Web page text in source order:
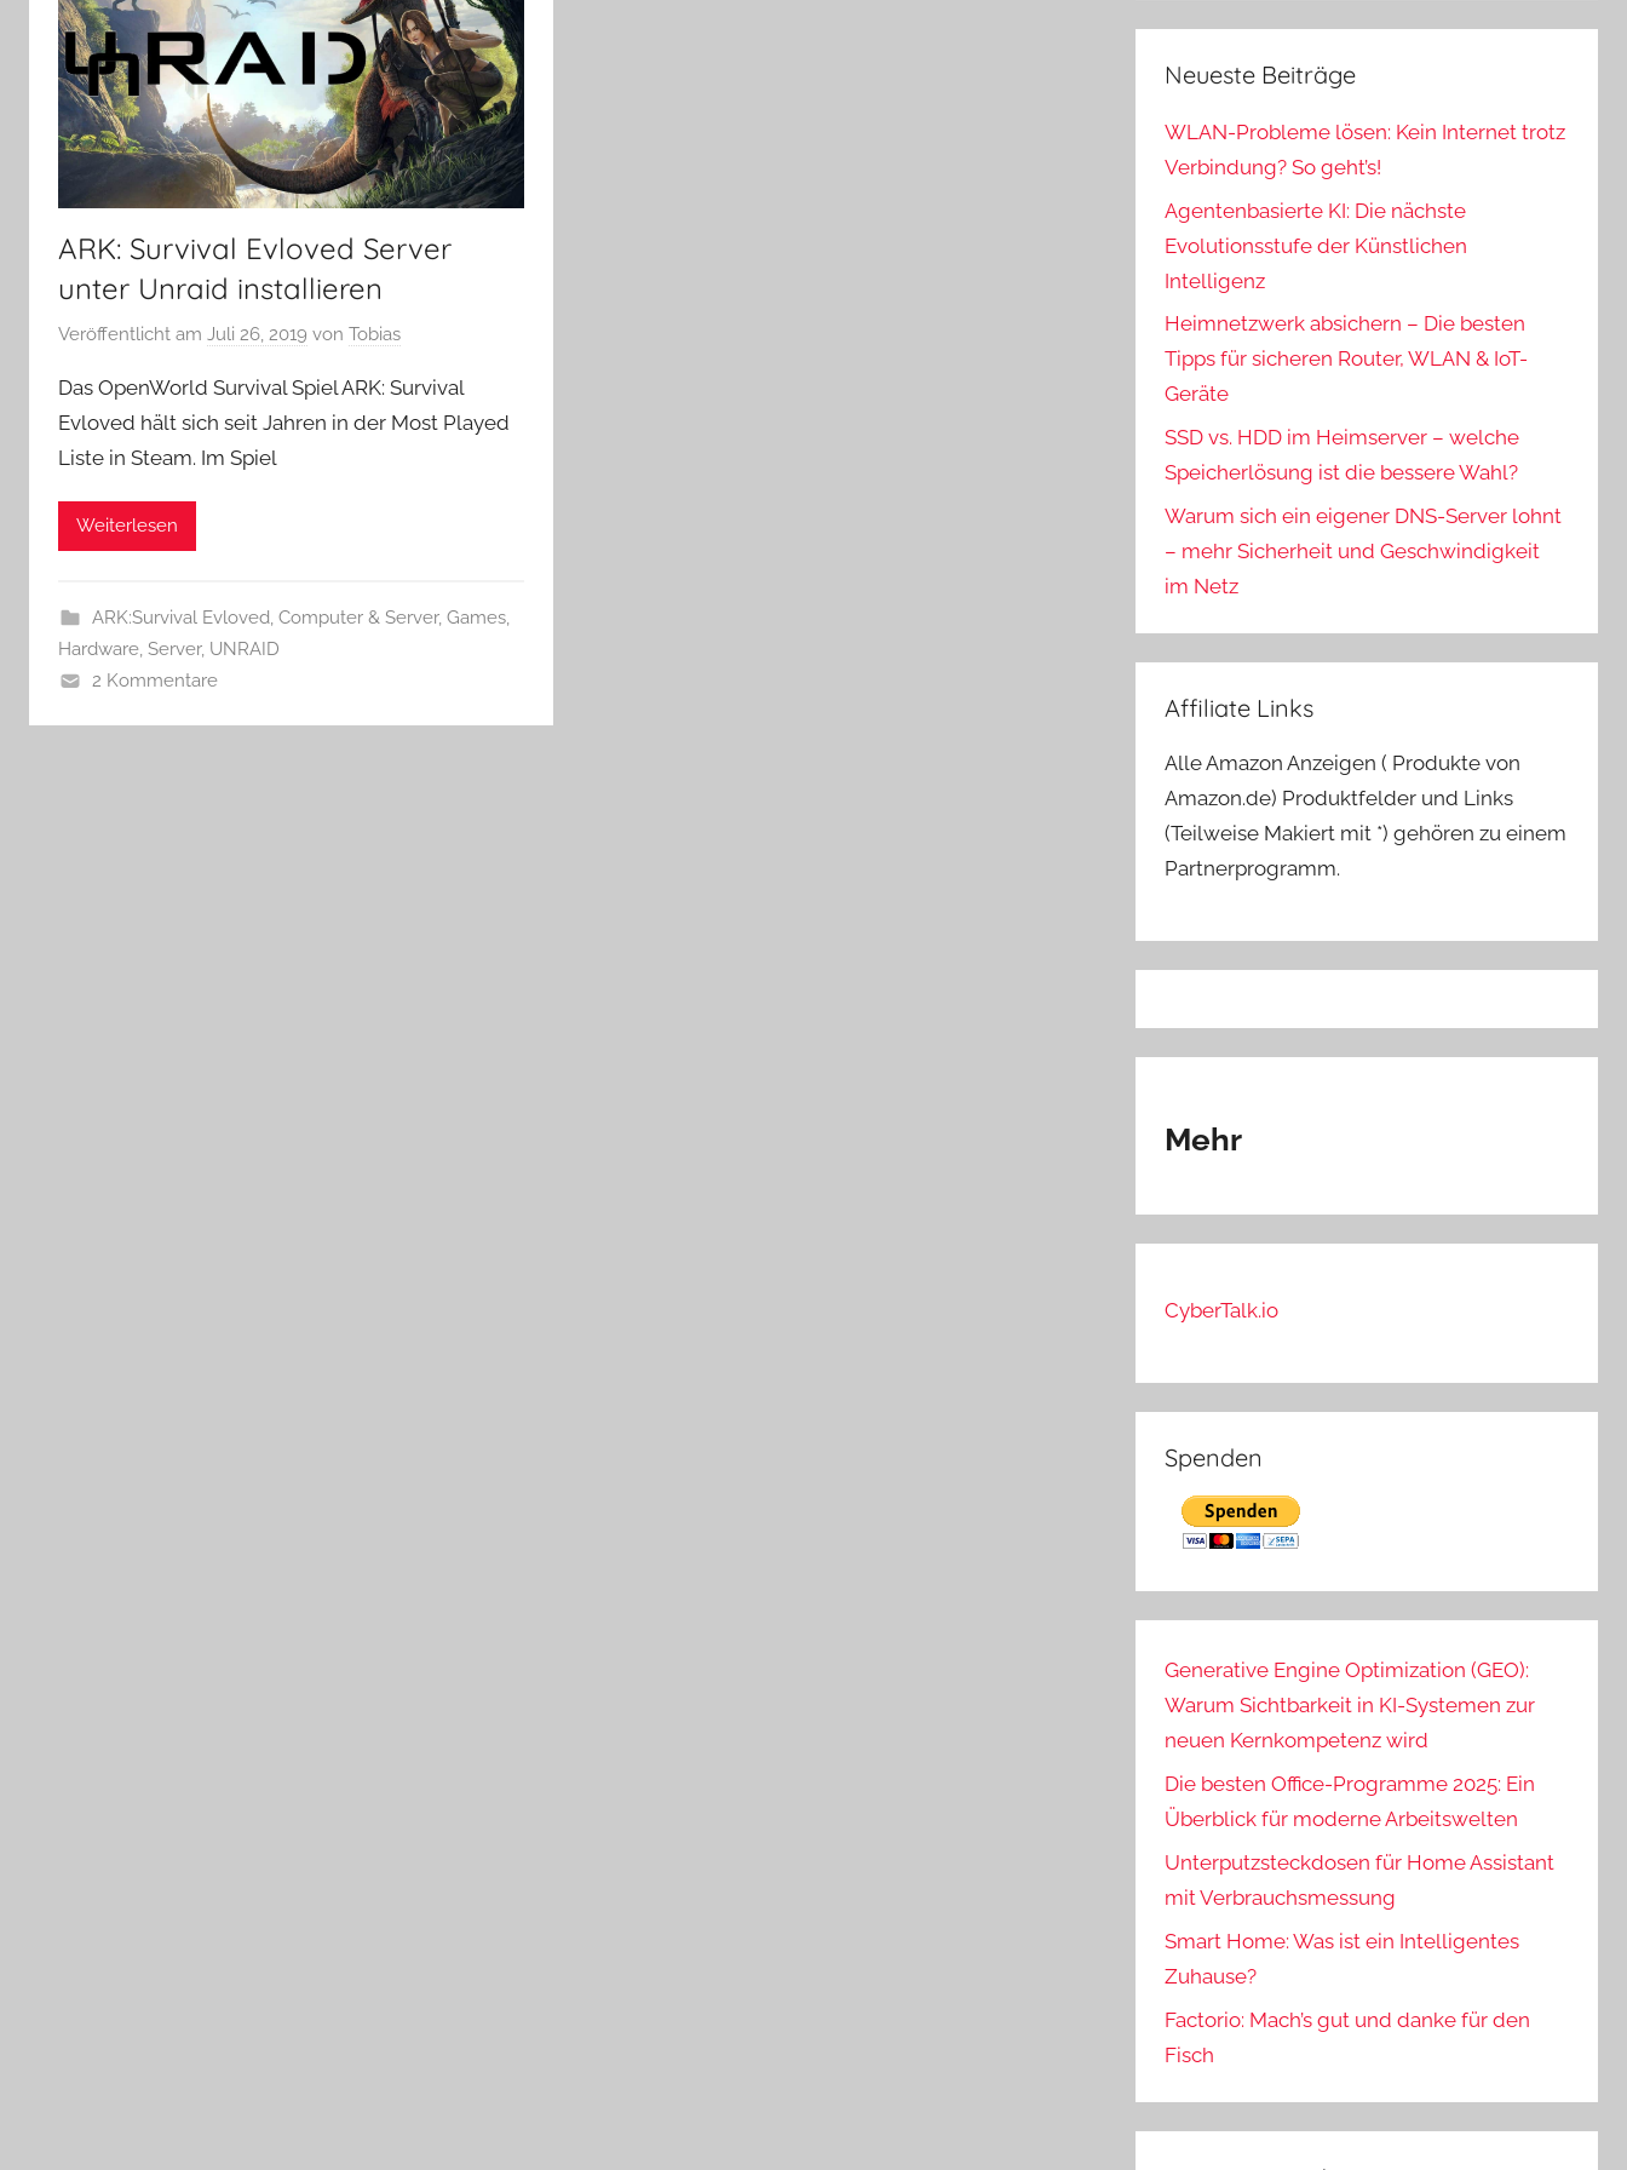
ARK: Survival Evloved Server
unter Unraid installieren
Veröffentlicht am Juli 26, 2019 von Tobias
Das OpenWorld Survival Spiel ARK: Survival
Evloved hält sich seit Jahren in der Most Played
Liste in Steam. Im Spiel
Weiterlesen
ARK:Survival Evloved, Computer & Server, Games,
Hardware, Server, UNRAID
2 Kommentare
Neueste Beiträge
WLAN-Probleme lösen: Kein Internet trotz
Verbindung? So geht’s!
Agentenbasierte KI: Die nächste
Evolutionsstufe der Künstlichen
Intelligenz
Heimnetzwerk absichern – Die besten
Tipps für sicheren Router, WLAN & IoT-
Geräte
SSD vs. HDD im Heimserver – welche
Speicherlösung ist die bessere Wahl?
Warum sich ein eigener DNS-Server lohnt
– mehr Sicherheit und Geschwindigkeit
im Netz
Affiliate Links
Alle Amazon Anzeigen ( Produkte von
Amazon.de) Produktfelder und Links
(Teilweise Makiert mit *) gehören zu einem
Partnerprogramm.
Mehr
CyberTalk.io
Spenden
Generative Engine Optimization (GEO):
Warum Sichtbarkeit in KI-Systemen zur
neuen Kernkompetenz wird
Die besten Office-Programme 2025: Ein
Überblick für moderne Arbeitswelten
Unterputzsteckdosen für Home Assistant
mit Verbrauchsmessung
Smart Home: Was ist ein Intelligentes
Zuhause?
Factorio: Mach’s gut und danke für den
Fisch